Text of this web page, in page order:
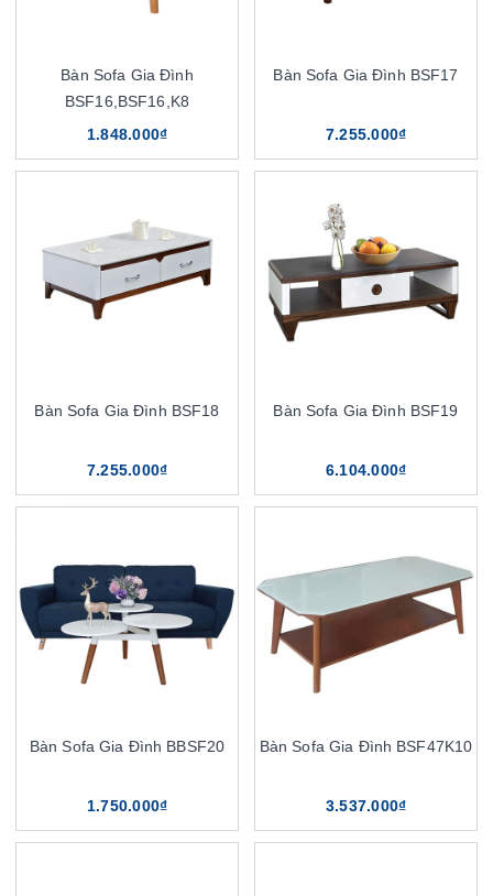
Bàn Sofa Gia Đình
BSF16,BSF16,K8
1.848.000₫
Bàn Sofa Gia Đình BSF17
7.255.000₫
Bàn Sofa Gia Đình BSF18
7.255.000₫
Bàn Sofa Gia Đình BSF19
6.104.000₫
Bàn Sofa Gia Đình BBSF20
1.750.000₫
Bàn Sofa Gia Đình BSF47K10
3.537.000₫